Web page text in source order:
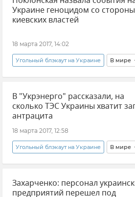
Украине геноцидом со стороны
киевских властей
18 марта 2017, 14:02
Угольный блэкаут на Украине В мире
Новости Ситуация на Украине
В "Укрэнерго" рассказали, на
сколько ТЭС Украины хватит
антрацита
18 марта 2017, 12:58
Угольный блэкаут на Украине В мире
Новости Ситуация на Украине
Захарченко: персонал
предприятий перешел под